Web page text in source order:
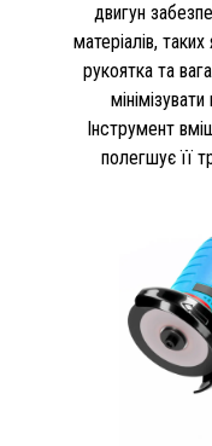
двигун
матеріалів,
рукоятка та
Інструмент
полегшує її